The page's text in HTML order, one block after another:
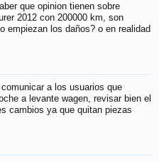
que opinion tienen sobre
2012 con 200000 km, son
empiezan los daños? o en realidad
a los usuarios que
a levante wagen, revisar bien el
cambios ya que quitan piezas